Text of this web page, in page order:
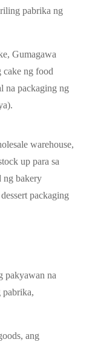
pabrika ng
Gumagawa
cake ng food
na packaging ng
warehouse,
up para sa
ng bakery
packaging
pakyawan na
pabrika,
ang